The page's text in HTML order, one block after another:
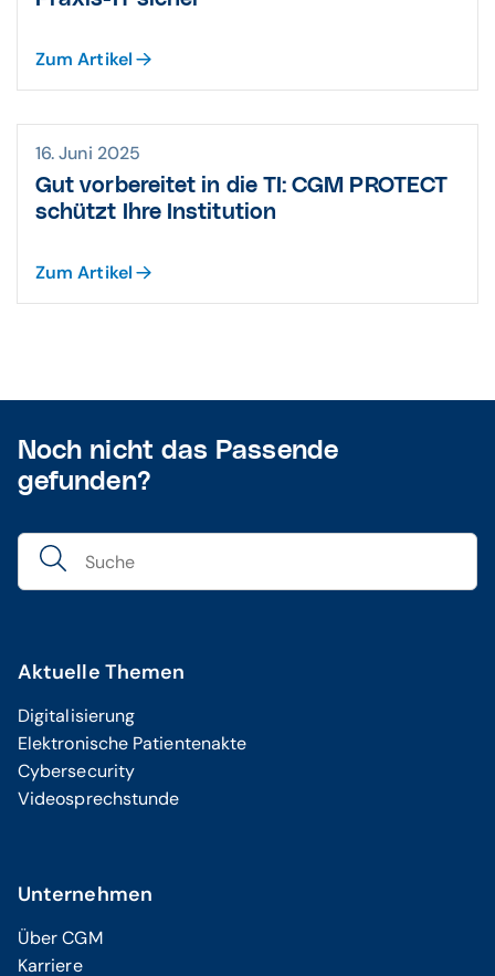
Zum Artikel
16. Juni 2025
Gut vorbereitet in die TI: CGM PROTECT
schützt Ihre Institution
Zum Artikel
Noch nicht das Passende
gefunden?
Aktuelle Themen
Digitalisierung
Elektronische Patientenakte
Cybersecurity
Videosprechstunde
Unternehmen
Über CGM
Karriere